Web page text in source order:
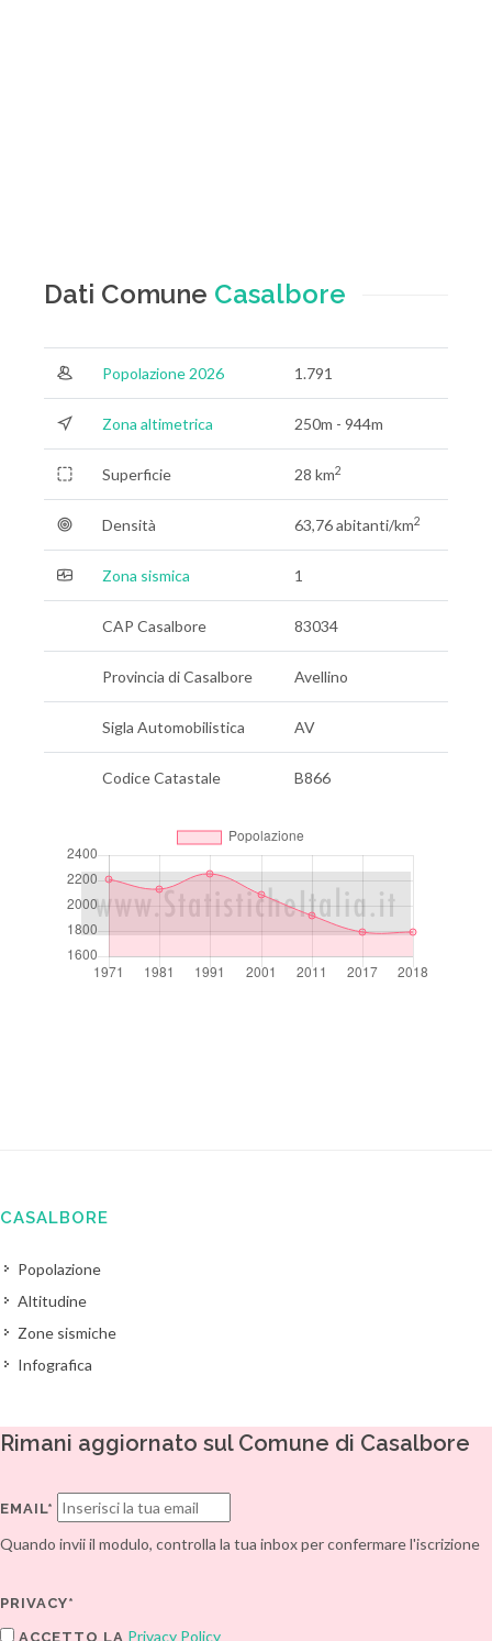
Dati Comune Casalbore
Popolazione 2026 1.791
Zona altimetrica 250m - 944m
Superficie 28 km2
Densità 63,76 abitanti/km2
Zona sismica 1
CAP Casalbore 83034
Provincia di Casalbore Avellino
Sigla Automobilistica AV
Codice Catastale B866
CASALBORE
Popolazione
Altitudine
Zone sismiche
Infografica
Rimani aggiornato sul Comune di Casalbore
EMAIL*
Quando invii il modulo, controlla la tua inbox per confermare l'iscrizione
PRIVACY*
ACCETTO LA Privacy Policy